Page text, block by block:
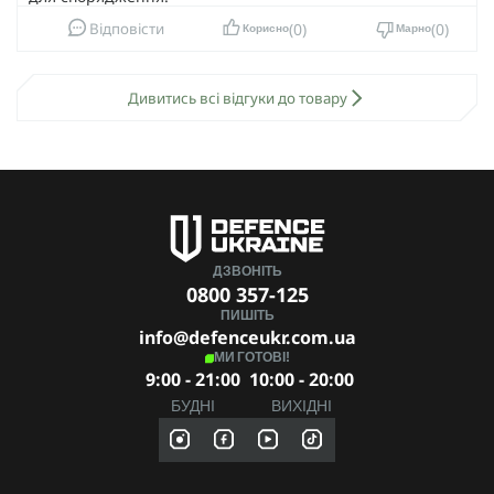
стандарти).
Колір: мультикам, піксель, койот, олива, чорний.
Відповісти Корисно 0 Марно 0
Дивитись всі відгуки до товару
ДЗВОНІТЬ
0800 357-125
ПИШІТЬ
info@defenceukr.com.ua
МИ ГОТОВІ!
9:00 - 21:00
БУДНІ
10:00 - 20:00
ВИХІДНІ